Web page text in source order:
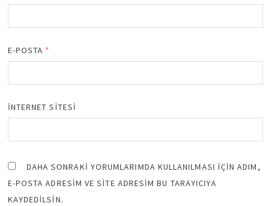
E-POSTA *
İNTERNET SITESI
DAHA SONRAKI YORUMLARIMDA KULLANILMASI IÇIN ADIM,
E-POSTA ADRESIM VE SITE ADRESIM BU TARAYICIYA
KAYDEDILSIN.